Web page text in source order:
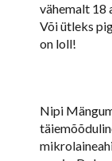
vähemalt 18
Või ütleks
on loll!
Nipi